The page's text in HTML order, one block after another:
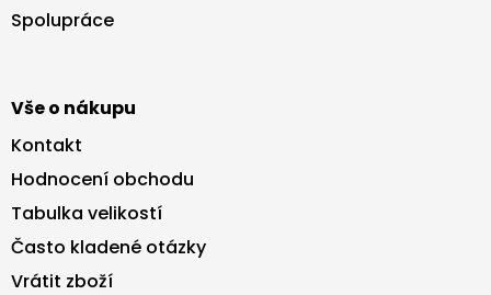
Spolupráce
Vše o nákupu
Kontakt
Hodnocení obchodu
Tabulka velikostí
Často kladené otázky
Vrátit zboží